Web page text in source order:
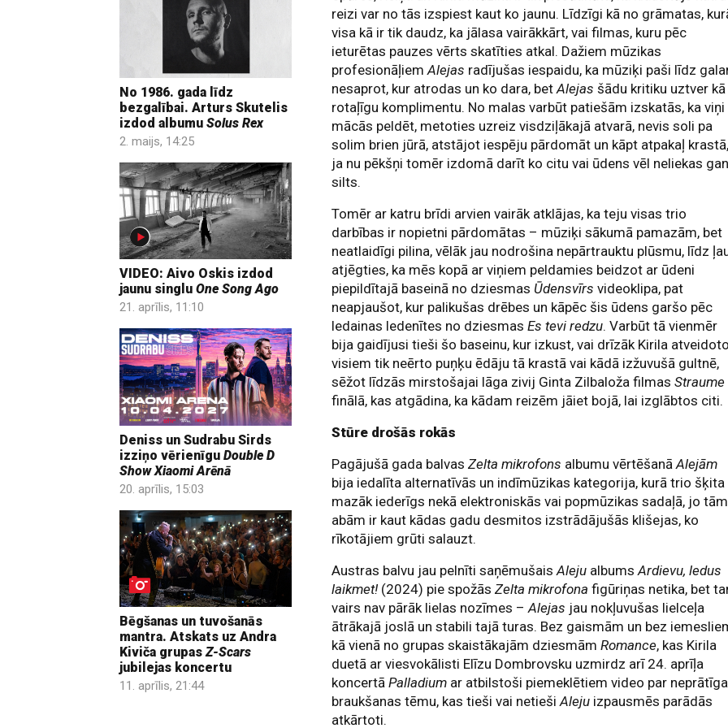
No 1986. gada līdz
bezgalībai. Arturs Skutelis
izdod albumu Solus Rex
2. maijs, 14:25
VIDEO: Aivo Oskis izdod
jaunu singlu One Song Ago
21. aprīlis, 11:10
Deniss un Sudrabu Sirds
izziņo vērienīgu Double D
Show Xiaomi Arēnā
20. aprīlis, 15:03
Bēgšanas un tuvošanās
mantra. Atskats uz Andra
Kiviča grupasZ-Scars
jubilejas koncertu
11. aprīlis, 21:44
reizi var no tās izspiest kaut ko jaunu. Līdzīgi kā no grāmatas,
visa kā ir tik daudz, ka jālasa vairākkārt, vai filmas, kuru pēc
ieturētas pauzes vērts skatīties atkal. Dažiem mūzikas
profesionāļiemAlejas radījušas iespaidu, ka mūziķi paši līdz
nesaprot, kur atrodas un ko dara, betAlejas šādu kritiku uztver kā
rotaļīgu komplimentu. No malas varbūt patiešām izskatās, ka viņi
mācās peldēt, metoties uzreiz visdziļākajā atvarā, nevis soli pa
solim brien jūrā, atstājot iespēju pārdomāt un kāpt atpakaļ krastā,
ja nu pēkšņi tomēr izdomā darīt ko citu vai ūdens vēl neliekas
silts.
Tomēr ar katru brīdi arvien vairāk atklājas, ka teju visas trio
darbības ir nopietni pārdomātas – mūziķi sākumā pamazām, bet
neatlaidīgi pilina, vēlāk jau nodrošina nepārtrauktu plūsmu, līdz
atjēgties, ka mēs kopā ar viņiem peldamies beidzot ar ūdeni
piepildītajā baseinā no dziesmas Ūdensvīrs videoklipa, pat
neapjaušot, kur palikušas drēbes un kāpēc šis ūdens garšo pēc
ledainas ledenītes no dziesmasEs tevi redzu. Varbūt tā vienmēr
bija gaidījusi tieši šo baseinu, kur izkust, vai drīzāk Kirila atveidoto
visiem tik neērto puņķu ēdāju tā krastā vai kādā izžuvušā gultnē,
sēžot līdzās mirstošajai lāga zivij Ginta Zilbaloža filmasStraume
finālā, kas atgādina, ka kādam reizēm jāiet bojā, lai izglābtos citi.
Stūre drošās rokās
Pagājušā gada balvasZelta mikrofons albumu vērtēšanāAlejām
bija iedalīta alternatīvās un indīmūzikas kategorija, kurā trio šķita
mazāk iederīgs nekā elektroniskās vai popmūzikas sadaļā, jo tām
abām ir kaut kādas gadu desmitos izstrādājušās klišejas, ko
rīkotājiem grūti salauzt.
Austras balvu jau pelnīti saņēmušaisAleju albumsArdievu, ledus
laikmet! (2024) pie spožāsZelta mikrofona figūriņas netika, bet
vairs nav pārāk lielas nozīmes –Alejas jau nokļuvušas lielceļa
ātrākajā joslā un stabili tajā turas. Bez gaismām un bez
kā vienā no grupas skaistākajām dziesmāmRomance, kas Kirila
duetā ar viesvokālisti Elīzu Dombrovsku uzmirdz arī 24. aprīļa
koncertāPalladium ar atbilstoši piemeklētiem video par
braukšanas tēmu, kas tieši vai netiešiAleju izpausmēs parādās
atkārtoti.